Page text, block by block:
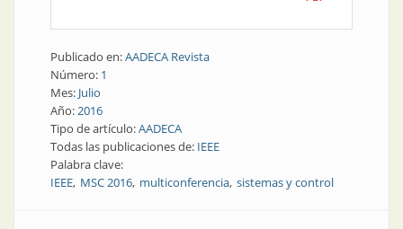
Publicado en:AADECA Revista
Número: 1
Mes: Julio
Año:2016
Tipo de artículo:AADECA
Todas las publicaciones de: IEEE
Palabra clave:
IEEE MSC 2016 multiconferencia sistemas y control